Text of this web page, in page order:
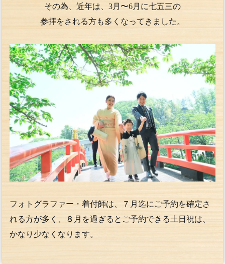
その為、近年は、3月〜6月に七五三の
参拝をされる方も多くなってきました。
フォトグラファー・着付師は、７月迄にご予約を確定さ
れる方が多く、８月を過ぎるとご予約できる土日祝は、
かなり少なくなります。